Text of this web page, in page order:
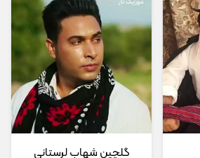
گلچین شهاب لرستانی